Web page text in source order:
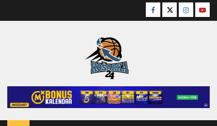
Facebook
TwitterInstagram